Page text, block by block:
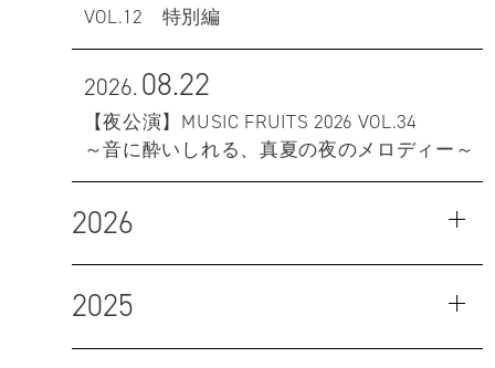
VOL.12 特別編
2026.08.22
【夜公演】MUSIC FRUITS 2026 VOL.34
～音に酔いしれる、真夏の夜のメロディー～
2026
2025